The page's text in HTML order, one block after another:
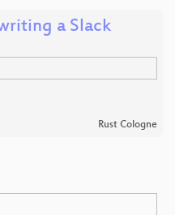
a Slack
Rust Cologne